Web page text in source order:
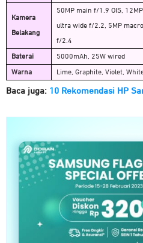
Kamera
Belakang
50MP main f/1.9 OIS, 12MP
ultra wide f/2.2, 5MP macro
f/2.4
Baterai 5000mAh, 25W wired
Warna Lime, Graphite, Violet,
Baca juga: 10 Rekomendasi HP